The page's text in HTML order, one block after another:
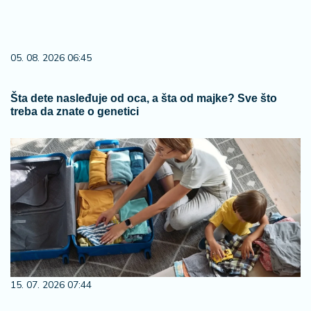
05. 08. 2026 06:45
Šta dete nasleđuje od oca, a šta od majke? Sve što
treba da znate o genetici
15. 07. 2026 07:44